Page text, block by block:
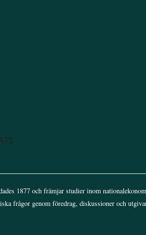
1877 och främjar studier inom
frågor genom föredrag, diskussioner och